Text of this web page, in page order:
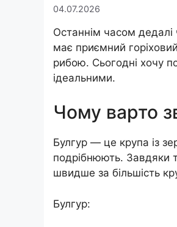
04.07.2026
Останнім часом дедалі
має приємний
рибою. Сьогодні хочу
ідеальними.
Чому варто
Булгур — це крупа із
подрібнюють. Завдяки
швидше за більшість
Булгур: